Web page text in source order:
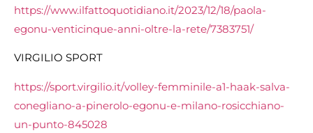
https://www.ilfattoquotidiano.it/2023/12/18/paola-
egonu-venticinque-anni-oltre-la-rete/7383751/
VIRGILIO SPORT
https://sport.virgilio.it/volley-femminile-a1-haak-salva-
conegliano-a-pinerolo-egonu-e-milano-rosicchiano-
un-punto-845028